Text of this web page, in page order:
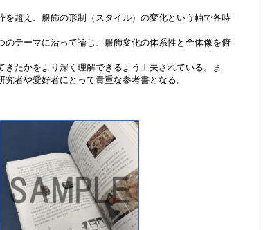
超え、服飾の形制（スタイル）の変化という軸で各時
テーマに沿って論じ、服飾変化の体系性と全体像を俯
たかをより深く理解できるよう工夫されている。ま
者や愛好者にとって貴重な参考書となる。